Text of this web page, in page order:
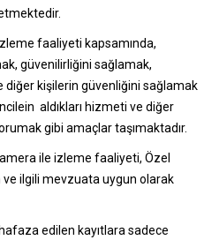
faaliyeti kapsamında,
güvenilirliğini sağlamak,
diğer kişilerin güvenliğini sağlamak
aldıkları hizmeti ve diğer
gibi amaçlar taşımaktadır.
ile izleme faaliyeti, Özel
ilgili mevzuata uygun olarak
edilen kayıtlara sadece